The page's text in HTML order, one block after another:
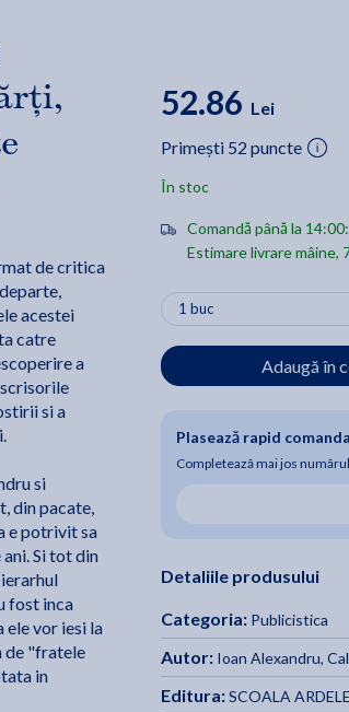
de critica
acestei
catre
a
si a
si
din pacate,
e potrivit sa
Si tot din
fost inca
ele vor iesi la
de "fratele
in
52.86 Lei
Primești 52 puncte
În stoc
Comandă până la 14:00:
Estimare livrare mâine,
Adaugă în
Plasează rapid comanda
Completează mai jos
Detaliile produsului
Categoria: Publicistica
Autor: Ioan Alexandru,
Editura:SCOALA